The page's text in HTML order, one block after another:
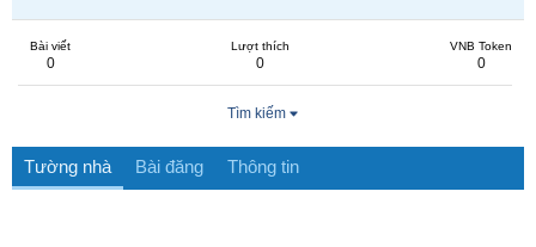
Bài viết
0
Lượt thích
0
VNB Token
0
Tìm kiếm
Tường nhà Bài đăng Thông tin